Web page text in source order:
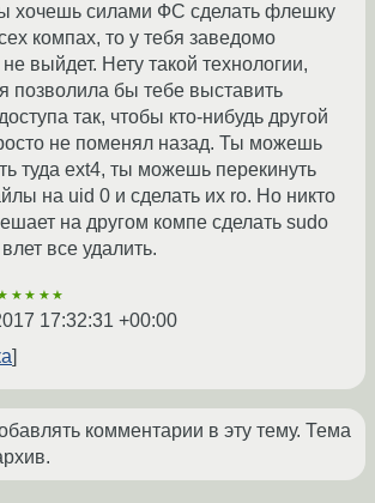
хочешь силами ФС сделать флешку
компах, то у тебя заведомо
не выйдет. Нету такой технологии,
позволила бы тебе выставить
так, чтобы кто-нибудь другой
не поменял назад. Ты можешь
туда ext4, ты можешь перекинуть
на uid 0 и сделать их ro. Но никто
на другом компе сделать sudo
все удалить.
17:32:31 +00:00
комментарии в эту тему. Тема